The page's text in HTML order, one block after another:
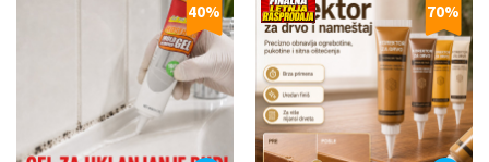
40% 70%